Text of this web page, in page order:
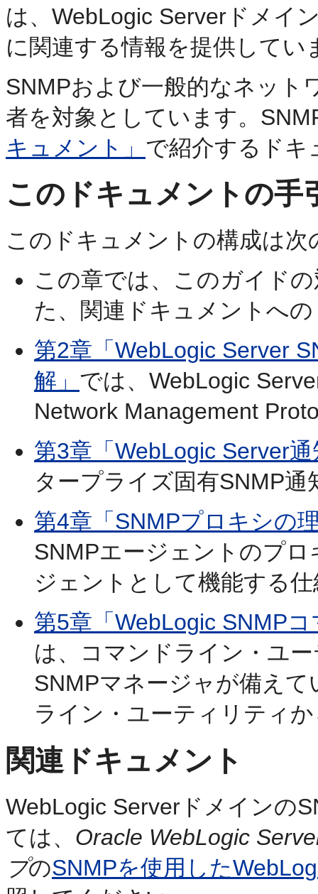
は、WebLogic Serverドメイ
に関連する情報を提供してい
SNMPおよび一般的なネット
者を対象としています。
キュメント」 で紹介するドキ
このドキュメントの手
このドキュメントの構成は次
この章では、このガイド
た、関連ドキュメントへ
第2章「WebLogic Server
解」 では、WebLogic
Network Management
第3章「WebLogic Server
タープライズ固有SNMP
第4章「SNMPプロキシの
SNMPエージェントのプ
ジェントとして機能する
第5章「WebLogic SNMP
は、コマンドライン・ユ
SNMPマネージャが備え
ライン・ユーティリティ
関連ドキュメント
WebLogic Serverドメインの
ては、 Oracle WebLogic
プのSNMPを使用した